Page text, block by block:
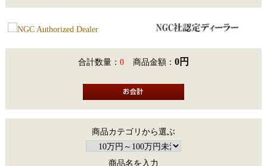
合計数量： 0 商品金額： 0円
商品カテゴリから選ぶ
商品名を入力